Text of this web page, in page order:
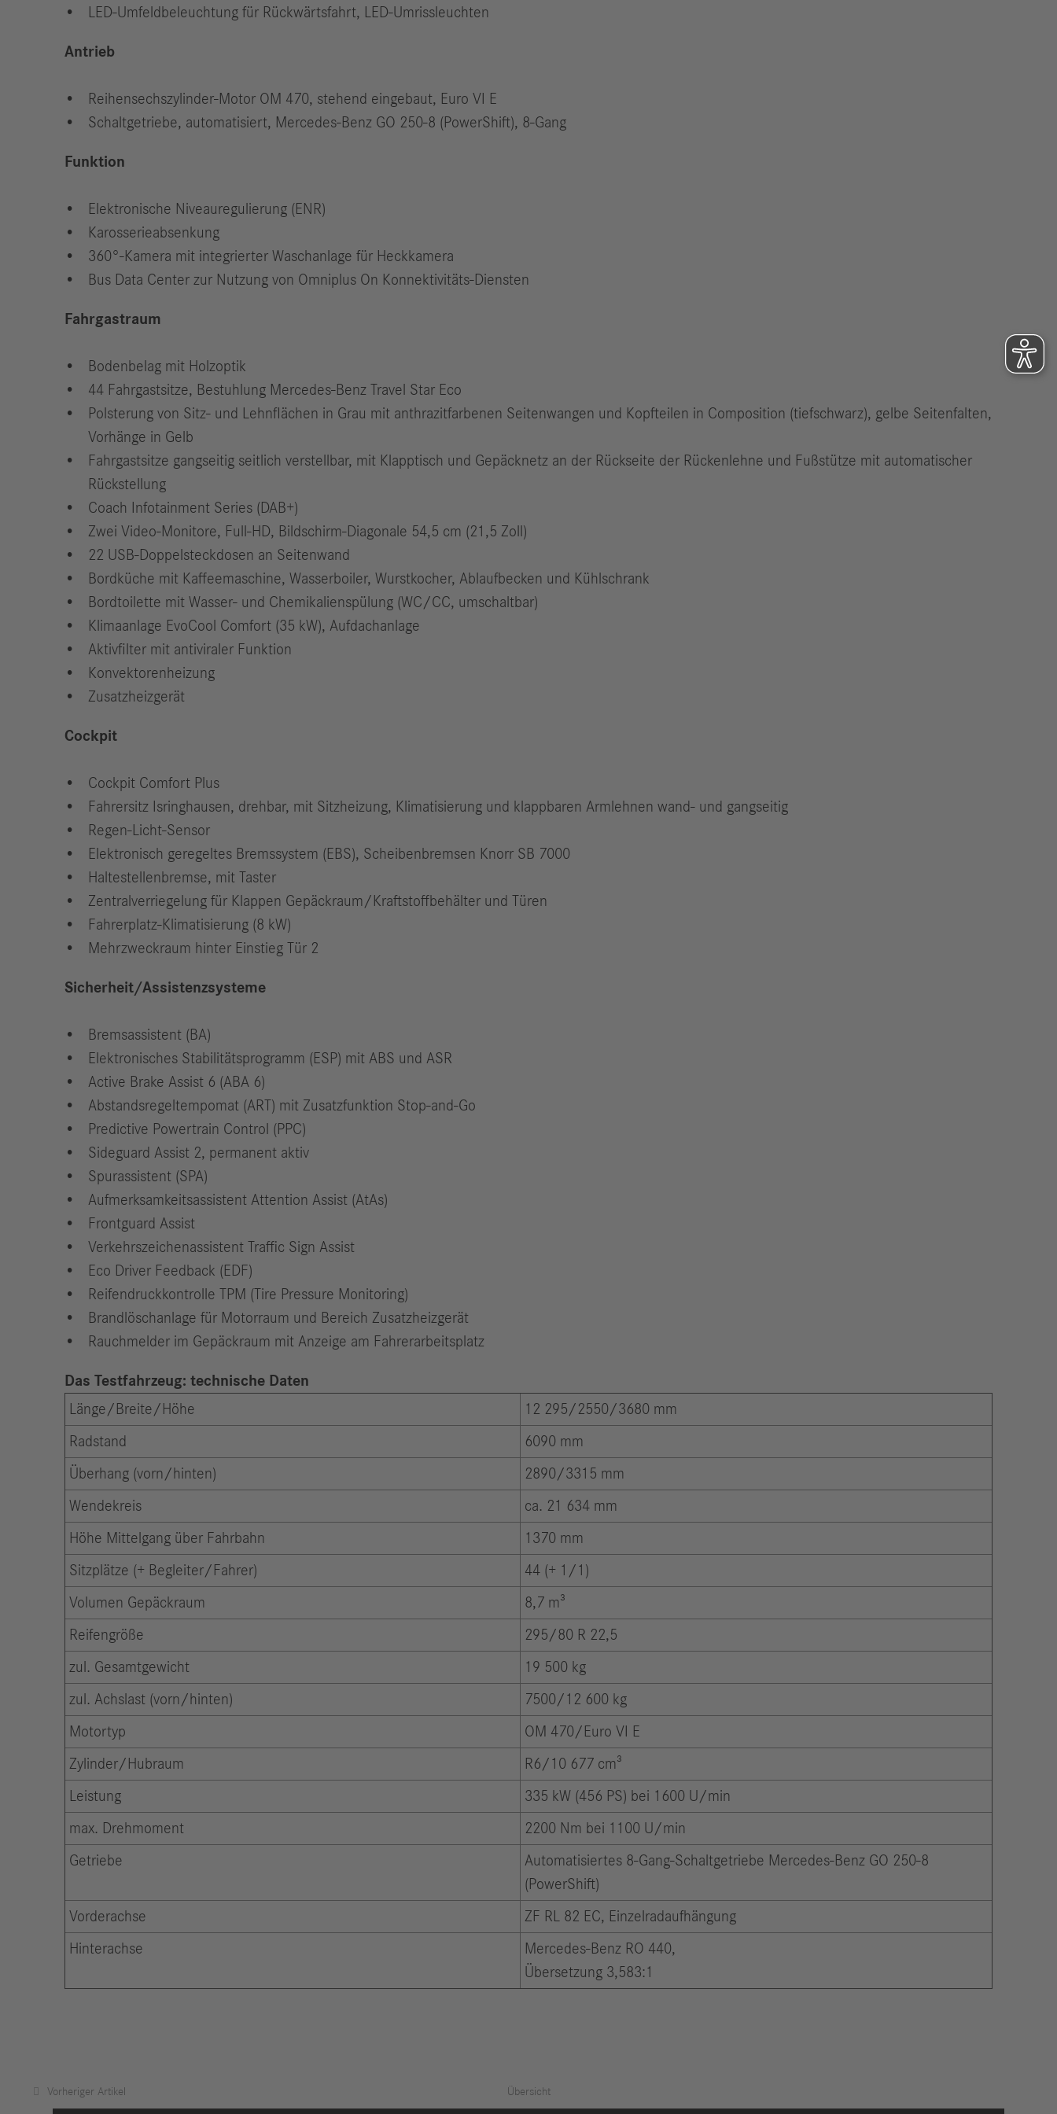
LED-Umfeldbeleuchtung für Rückwärtsfahrt, LED-Umrissleuchten
Antrieb
Reihensechszylinder-Motor OM 470, stehend eingebaut, Euro VI E
Schaltgetriebe, automatisiert, Mercedes-Benz GO 250-8 (PowerShift), 8‑Gang
Funktion
Elektronische Niveauregulierung (ENR)
Karosserieabsenkung
360°-Kamera mit integrierter Waschanlage für Heckkamera
Bus Data Center zur Nutzung von Omniplus On Konnektivitäts-Diensten
Fahrgastraum
Bodenbelag mit Holzoptik
44 Fahrgastsitze, Bestuhlung Mercedes-Benz Travel Star Eco
Polsterung von Sitz- und Lehnflächen in Grau mit anthrazitfarbenen Seitenwangen und Kopfteilen in Composition (tiefschwarz), gelbe Seitenfalten,
Vorhänge in Gelb
Fahrgastsitze gangseitig seitlich verstellbar, mit Klapptisch und Gepäcknetz an der Rückseite der Rückenlehne und Fußstütze mit automatischer
Rückstellung
Coach Infotainment Series (DAB+)
Zwei Video-Monitore, Full-HD, Bildschirm-Diagonale 54,5 cm (21,5 Zoll)
22 USB-Doppelsteckdosen an Seitenwand
Bordküche mit Kaffeemaschine, Wasserboiler, Wurstkocher, Ablaufbecken und Kühlschrank
Bordtoilette mit Wasser- und Chemikalienspülung (WC/CC, umschaltbar)
Klimaanlage EvoCool Comfort (35 kW), Aufdachanlage
Aktivfilter mit antiviraler Funktion
Konvektorenheizung
Zusatzheizgerät
Cockpit
Cockpit Comfort Plus
Fahrersitz Isringhausen, drehbar, mit Sitzheizung, Klimatisierung und klappbaren Armlehnen wand- und gangseitig
Regen-Licht-Sensor
Elektronisch geregeltes Bremssystem (EBS), Scheibenbremsen Knorr SB 7000
Haltestellenbremse, mit Taster
Zentralverriegelung für Klappen Gepäckraum/Kraftstoffbehälter und Türen
Fahrerplatz-Klimatisierung (8 kW)
Mehrzweckraum hinter Einstieg Tür 2
Sicherheit/Assistenzsysteme
Bremsassistent (BA)
Elektronisches Stabilitätsprogramm (ESP) mit ABS und ASR
Active Brake Assist 6 (ABA 6)
Abstandsregeltempomat (ART) mit Zusatzfunktion Stop-and-Go
Predictive Powertrain Control (PPC)
Sideguard Assist 2, permanent aktiv
Spurassistent (SPA)
Aufmerksamkeitsassistent Attention Assist (AtAs)
Frontguard Assist
Verkehrszeichenassistent Traffic Sign Assist
Eco Driver Feedback (EDF)
Reifendruckkontrolle TPM (Tire Pressure Monitoring)
Brandlöschanlage für Motorraum und Bereich Zusatzheizgerät
Rauchmelder im Gepäckraum mit Anzeige am Fahrerarbeitsplatz
Das Testfahrzeug: technische Daten
Länge/Breite/Höhe
12 295/2550/3680 mm
Radstand 6090 mm
Überhang (vorn/hinten) 2890/3315 mm
Wendekreis ca. 21 634 mm
Höhe Mittelgang über Fahrbahn 1370 mm
Sitzplätze (+ Begleiter/Fahrer) 44 (+ 1/1)
Volumen Gepäckraum 8,7 m³
Reifengröße 295/80 R 22,5
zul. Gesamtgewicht 19 500 kg
zul. Achslast (vorn/hinten) 7500/12 600 kg
Motortyp OM 470/Euro VI E
Zylinder/Hubraum R6/10 677 cm³
Leistung 335 kW (456 PS) bei 1600 U/min
max. Drehmoment 2200 Nm bei 1100 U/min
Getriebe
Automatisiertes 8-Gang-Schaltgetriebe Mercedes-Benz GO 250-8
(PowerShift)
Vorderachse ZF RL 82 EC, Einzelradaufhängung
Hinterachse
Mercedes-Benz RO 440,
Übersetzung 3,583:1
Vorheriger Artikel Übersicht